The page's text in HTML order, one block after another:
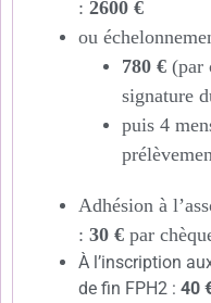
: 2600 €
ou
780 € (par
signature
puis 4
Adhésion à
: 30 € par
À l’inscription
de fin FPH2 : 40